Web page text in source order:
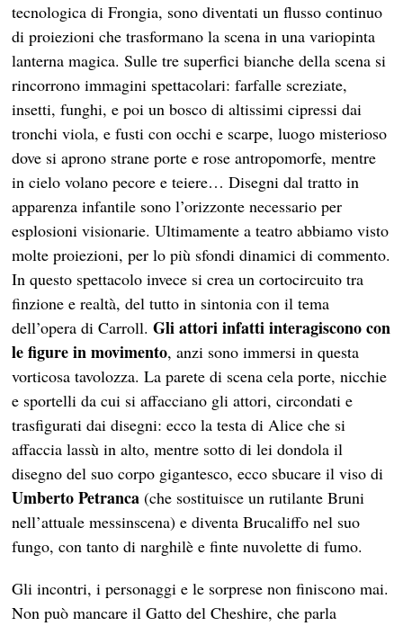
tecnologica di Frongia, sono diventati un flusso continuo
di proiezioni che trasformano la scena in una variopinta
lanterna magica. Sulle tre superfici bianche della scena si
rincorrono immagini spettacolari: farfalle screziate,
insetti, funghi, e poi un bosco di altissimi cipressi dai
tronchi viola, e fusti con occhi e scarpe, luogo misterioso
dove si aprono strane porte e rose antropomorfe, mentre
in cielo volano pecore e teiere… Disegni dal tratto in
apparenza infantile sono l’orizzonte necessario per
esplosioni visionarie. Ultimamente a teatro abbiamo visto
molte proiezioni, per lo più sfondi dinamici di commento.
In questo spettacolo invece si crea un cortocircuito tra
finzione e realtà, del tutto in sintonia con il tema
dell’opera di Carroll.Gli attori infatti interagiscono con
le figure in movimento, anzi sono immersi in questa
vorticosa tavolozza. La parete di scena cela porte, nicchie
e sportelli da cui si affacciano gli attori, circondati e
trasfigurati dai disegni: ecco la testa di Alice che si
affaccia lassù in alto, mentre sotto di lei dondola il
disegno del suo corpo gigantesco, ecco sbucare il viso di
Umberto Petranca (che sostituisce un rutilante Bruni
nell’attuale messinscena) e diventa Brucaliffo nel suo
fungo, con tanto di narghilè e finte nuvolette di fumo.
Gli incontri, i personaggi e le sorprese non finiscono mai.
Non può mancare il Gatto del Cheshire, che parla